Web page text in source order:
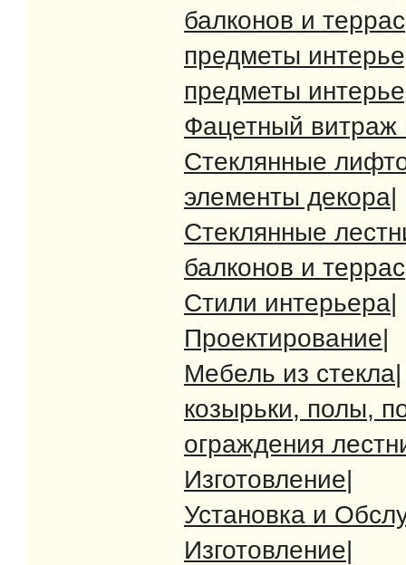
балконов и террас
предметы
предметы
Фацетный витраж
Стеклянные
элементы декора|
Стеклянные
балконов и террас
Стили интерьера|
Проектирование|
Мебель из стекла|
козырьки, полы,
ограждения
Изготовление|
Установка и
Изготовление|